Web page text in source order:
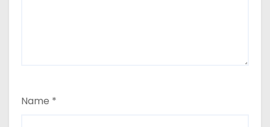
Name *